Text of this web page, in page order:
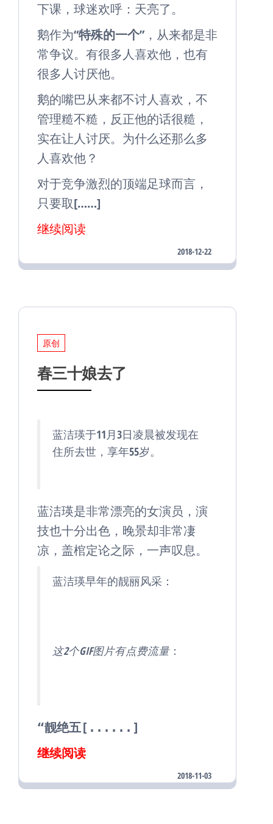
下课，球迷欢呼：天亮了。
鹅作为“特殊的一个”，从来都是非
常争议。有很多人喜欢他，也有
很多人讨厌他。
鹅的嘴巴从来都不讨人喜欢，不
管理糙不糙，反正他的话很糙，
实在让人讨厌。为什么还那么多
人喜欢他？
对于竞争激烈的顶端足球而言，
只要取[……]
继续阅读
2018-12-22
原创
春三十娘去了
蓝洁瑛于11月3日凌晨被发现在
住所去世，享年55岁。
蓝洁瑛是非常漂亮的女演员， 演
技也十分出色 ，晚景却非常凄
凉 ，盖棺定论之际，一声叹息。
蓝洁瑛早年的靓丽风采：
这2个GIF图片有点费流量：
“靓绝五[......]
继续阅读
2018-11-03